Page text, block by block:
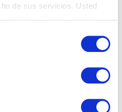
de sus servicios. Usted